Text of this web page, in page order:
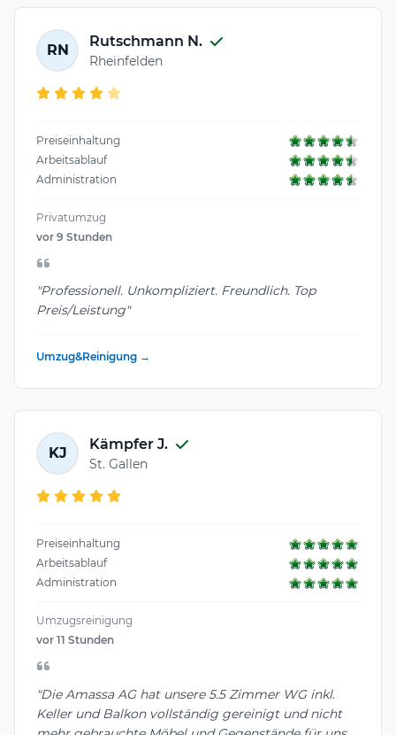
RN
Rutschmann N.
Rheinfelden
Preiseinhaltung
Arbeitsablauf
Administration
Privatumzug
vor 9 Stunden
"Professionell. Unkompliziert. Freundlich. Top
Preis/Leistung"
Umzug&Reinigung →
KJ
Kämpfer J.
St. Gallen
Preiseinhaltung
Arbeitsablauf
Administration
Umzugsreinigung
vor 11 Stunden
"Die Amassa AG hat unsere 5.5 Zimmer WG inkl.
Keller und Balkon vollständig gereinigt und nicht